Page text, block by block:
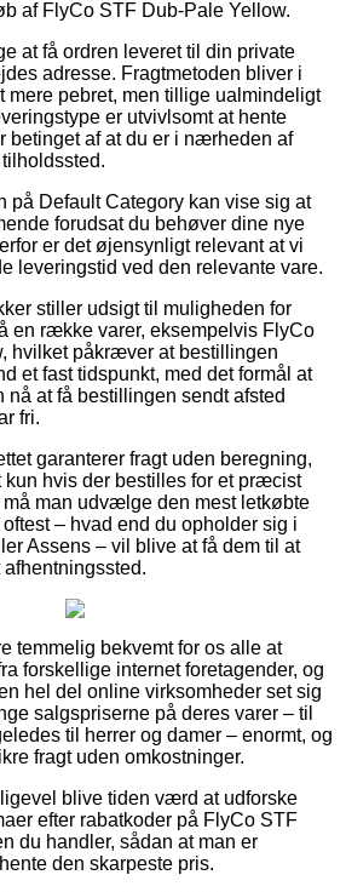
af FlyCo STF Dub-Pale Yellow.
at få ordren leveret til din private
adresse. Fragtmetoden bliver i
pebret, men tillige ualmindeligt
er utvivlsomt at hente
betinget af at du er i nærheden af
på Default Category kan vise sig at
forudsat du behøver dine nye
er det øjensynligt relevant at vi
leveringstid ved den relevante vare.
stiller udsigt til muligheden for
en række varer, eksempelvis FlyCo
hvilket påkræver at bestillingen
et fast tidspunkt, med det formål at
nå at få bestillingen sendt afsted
fri.
garanterer fragt uden beregning,
hvis der bestilles for et præcist
man udvælge den mest letkøbte
– hvad end du opholder sig i
Assens – vil blive at få dem til at
afhentningssted.
temmelig bekvemt for os alle at
forskellige internet foretagender, og
hel del online virksomheder set sig
salgspriserne på deres varer – til
til herrer og damer – enormt, og
fragt uden omkostninger.
blive tiden værd at udforske
efter rabatkoder på FlyCo STF
du handler, sådan at man er
den skarpeste pris.